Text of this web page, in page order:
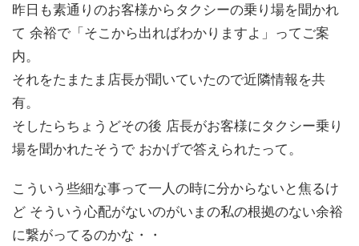
昨日も素通りのお客様からタクシーの乗り場を聞かれ
て 余裕で「そこから出ればわかりますよ」ってご案
内。
それをたまたま店長が聞いていたので近隣情報を共
有。
そしたらちょうどその後 店長がお客様にタクシー乗り
場を聞かれたそうで おかげで答えられたって。
こういう些細な事って一人の時に分からないと焦るけ
ど そういう心配がないのがいまの私の根拠のない余裕
に繋がってるのかな・・